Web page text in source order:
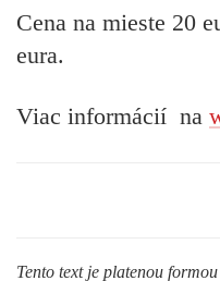
Cena na mieste 20
eura.
Viac informácií na
Tento text je platenou